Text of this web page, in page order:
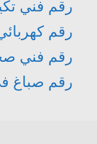
رقم فني
رقم
رقم فني
رقم صباغ